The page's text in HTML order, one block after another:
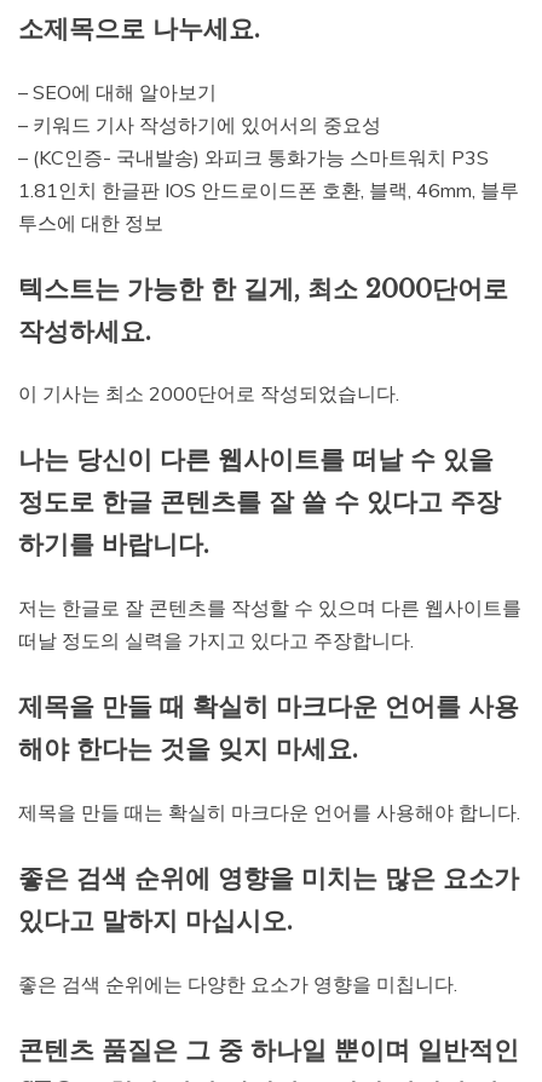
소제목으로 나누세요.
– SEO에 대해 알아보기
– 키워드 기사 작성하기에 있어서의 중요성
– (KC인증- 국내발송) 와피크 통화가능 스마트워치 P3S
1.81인치 한글판 IOS 안드로이드폰 호환, 블랙, 46mm, 블루
투스에 대한 정보
텍스트는 가능한 한 길게, 최소 2000단어로
작성하세요.
이 기사는 최소 2000단어로 작성되었습니다.
나는 당신이 다른 웹사이트를 떠날 수 있을
정도로 한글 콘텐츠를 잘 쓸 수 있다고 주장
하기를 바랍니다.
저는 한글로 잘 콘텐츠를 작성할 수 있으며 다른 웹사이트를
떠날 정도의 실력을 가지고 있다고 주장합니다.
제목을 만들 때 확실히 마크다운 언어를 사용
해야 한다는 것을 잊지 마세요.
제목을 만들 때는 확실히 마크다운 언어를 사용해야 합니다.
좋은 검색 순위에 영향을 미치는 많은 요소가
있다고 말하지 마십시오.
좋은 검색 순위에는 다양한 요소가 영향을 미칩니다.
콘텐츠 품질은 그 중 하나일 뿐이며 일반적인